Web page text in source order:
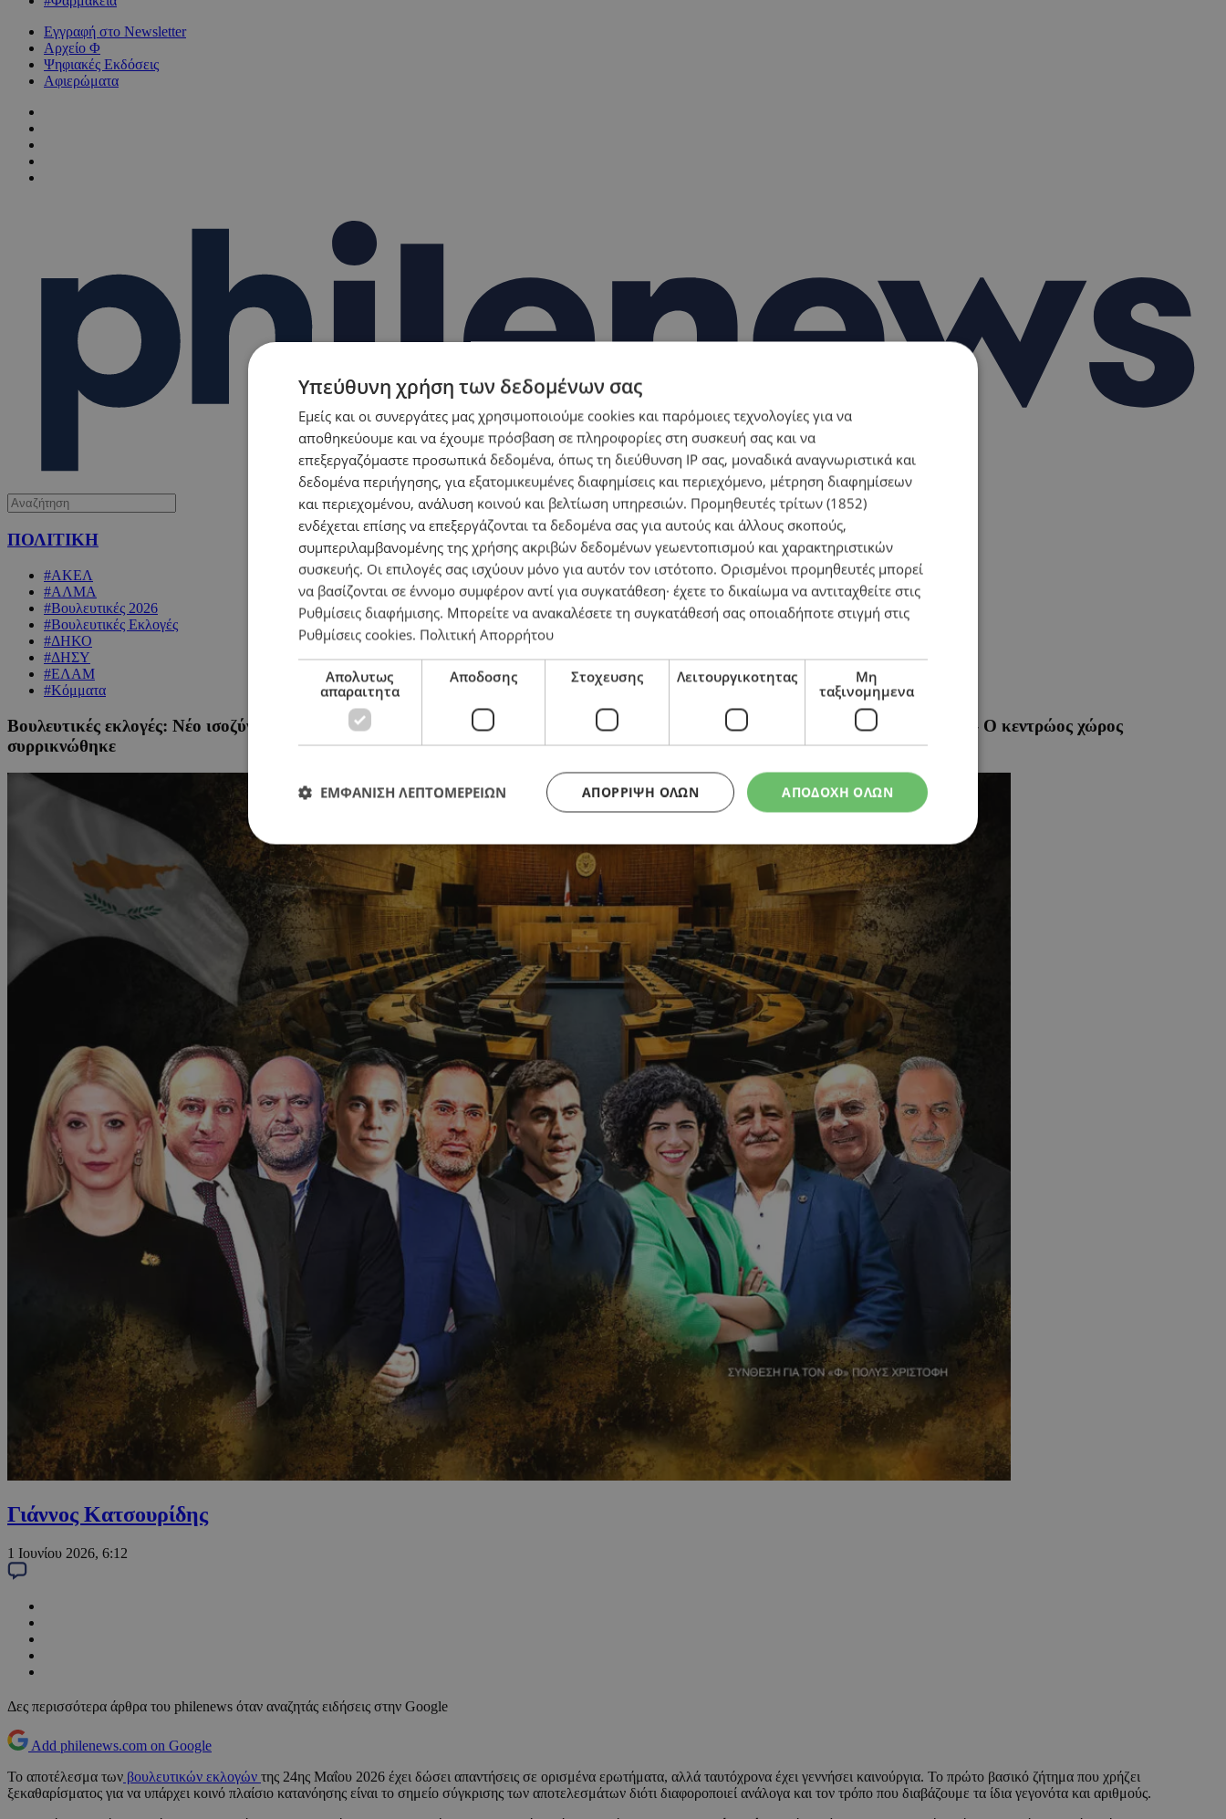
Εγγραφή στο Newsletter
Αρχείο Φ
Ψηφιακές Εκδόσεις
Αφιερώματα
ΠΟΛΙΤΙΚΗ
#ΑΚΕΛ
#ΑΛΜΑ
#Βουλευτικές 2026
#Βουλευτικές Εκλογές
#ΔΗΚΟ
#ΔΗΣΥ
#ΕΛΑΜ
#Κόμματα
Βουλευτικές εκλογές: Νέο ισοζύγιο δυνάμεων – ΔΗΣΥ και ΑΚΕΛ διατήρησαν τις έδρες τους – Το ΕΛΑΜ ενισχύθηκε σημαντικά – Ο κεντρώος χώρος
συρρικνώθηκε
Γιάννος Κατσουρίδης
1 Ιουνίου 2026, 6:12
Δες περισσότερα άρθρα του philenews όταν αναζητάς ειδήσεις στην Google
Add philenews.com on Google
Το αποτέλεσμα των βουλευτικών εκλογών της 24ης Μαΐου 2026 έχει δώσει απαντήσεις σε ορισμένα ερωτήματα, αλλά ταυτόχρονα έχει γεννήσει καινούργια. Το πρώτο βασικό ζήτημα που χρήζει
ξεκαθαρίσματος για να υπάρχει κοινό πλαίσιο κατανόησης είναι το σημείο σύγκρισης των αποτελεσμάτων διότι διαφοροποιεί ανάλογα και τον τρόπο που διαβάζουμε τα ίδια γεγονότα και αριθμούς.
Υπεύθυνη χρήση των δεδομένων σας
Εμείς και οι συνεργάτες μας χρησιμοποιούμε cookies και παρόμοιες τεχνολογίες για να
αποθηκεύουμε και να έχουμε πρόσβαση σε πληροφορίες στη συσκευή σας και να
επεξεργαζόμαστε προσωπικά δεδομένα, όπως τη διεύθυνση IP σας, μοναδικά αναγνωριστικά και
δεδομένα περιήγησης, για εξατομικευμένες διαφημίσεις και περιεχόμενο, μέτρηση διαφημίσεων
και περιεχομένου, ανάλυση κοινού και βελτίωση υπηρεσιών. Προμηθευτές τρίτων (1852)
ενδέχεται επίσης να επεξεργάζονται τα δεδομένα σας για αυτούς και άλλους σκοπούς,
συμπεριλαμβανομένης της χρήσης ακριβών δεδομένων γεωεντοπισμού και χαρακτηριστικών
συσκευής. Οι επιλογές σας ισχύουν μόνο για αυτόν τον ιστότοπο. Ορισμένοι προμηθευτές μπορεί
να βασίζονται σε έννομο συμφέρον αντί για συγκατάθεση· έχετε το δικαίωμα να αντιταχθείτε στις
Ρυθμίσεις διαφήμισης. Μπορείτε να ανακαλέσετε τη συγκατάθεσή σας οποιαδήποτε στιγμή στις
Ρυθμίσεις cookies. Πολιτική Απορρήτου
Απολυτως
απαραιτητα
Αποδοσης Στοχευσης Λειτουργικοτητας
Μη
ταξινομημενα
ΑΠΟΔΟΧΗ ΟΛΩΝ
ΑΠΌΡΡΙΨΗ ΌΛΩΝ
ΕΜΦΑΝΙΣΗ ΛΕΠΤΟΜΕΡΕΙΩΝ